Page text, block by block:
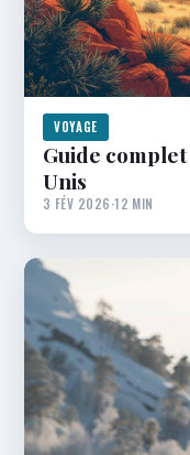
VOYAGE
Guide
Unis
3 FÉV 2026·12 MIN